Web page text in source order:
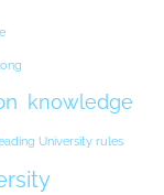
knowledge
University rules